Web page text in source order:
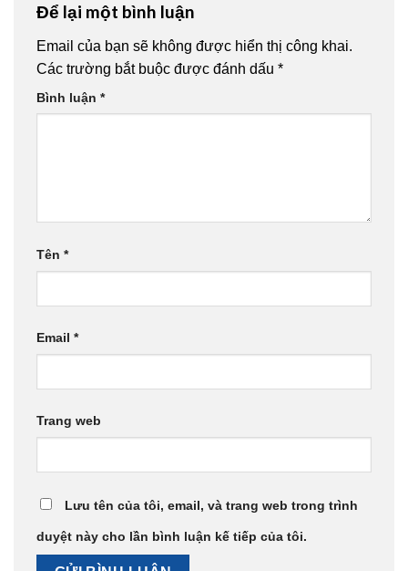
Để lại một bình luận
Email của bạn sẽ không được hiển thị công khai.
Các trường bắt buộc được đánh dấu *
Bình luận *
Tên *
Email *
Trang web
Lưu tên của tôi, email, và trang web trong trình
duyệt này cho lần bình luận kế tiếp của tôi.